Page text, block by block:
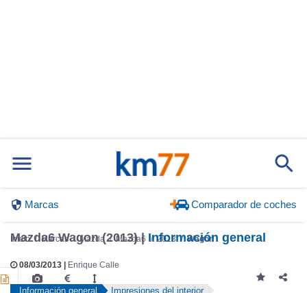
Mazda6 Wagon (2013) | Información general
08/03/2013 |Enrique Calle